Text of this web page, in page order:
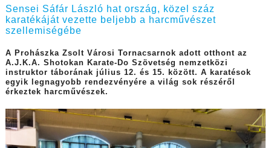
Sensei Sáfár László hat ország, közel száz
karatékáját vezette beljebb a harcművészet
szellemiségébe
A Prohászka Zsolt Városi Tornacsarnok adott otthont az
A.J.K.A. Shotokan Karate-Do Szövetség nemzetközi
instruktor táborának július 12. és 15. között. A karatésok
egyik legnagyobb rendezvényére a világ sok részéről
érkeztek harcművészek.